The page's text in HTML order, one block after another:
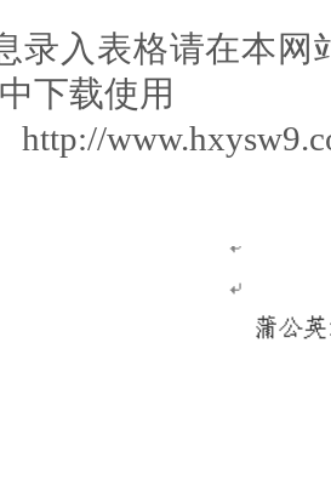
录入表格请在本网
下载使用
http://